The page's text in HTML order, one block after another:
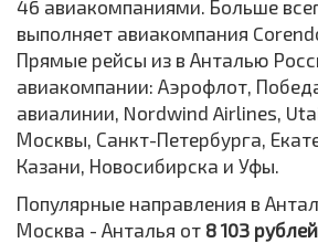
46 авиакомпаниями. Больше
выполняет авиакомпания
Прямые рейсы из в Анталью
авиакомпании: Аэрофлот,
авиалинии, Nordwind Airlines,
Москвы, Санкт-Петербурга,
Казани, Новосибирска и Уфы.
Популярные направления в
Москва - Анталья от 8 103 рублей